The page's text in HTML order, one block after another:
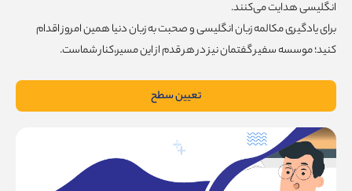
انگلیسی هدایت می‌کنند.
برای یادگیری مکالمه زبان انگلیسی و صحبت به زبان دنیا همین امروز اقدام
کنید؛ موسسه سفیر گفتمان نیز در هر قدم از این مسیر،کنار شماست.
تعیین سطح